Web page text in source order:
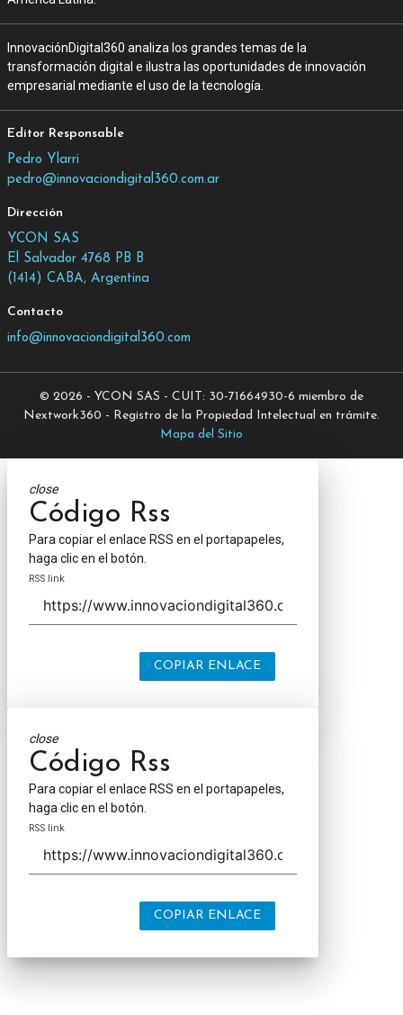
InnovaciónDigital360 analiza los grandes temas de la
transformación digital e ilustra las oportunidades de innovación
empresarial mediante el uso de la tecnología.
Editor Responsable
Pedro Ylarri
pedro@innovaciondigital360.com.ar
Dirección
YCON SAS
El Salvador 4768 PB B
(1414) CABA, Argentina
Contacto
info@innovaciondigital360.com
© 2026 - YCON SAS - CUIT: 30-71664930-6 miembro de
Nextwork360 - Registro de la Propiedad Intelectual en trámite.
Mapa del Sitio
close
Código Rss
Para copiar el enlace RSS en el portapapeles,
haga clic en el botón.
RSS link
COPIAR ENLACE
close
Código Rss
Para copiar el enlace RSS en el portapapeles,
haga clic en el botón.
RSS link
COPIAR ENLACE